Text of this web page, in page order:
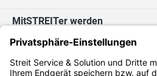
MitSTREITer werden
Kontakt